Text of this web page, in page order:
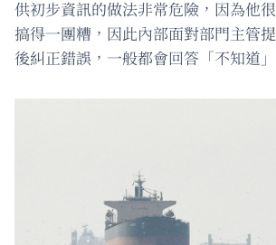
供初步資訊的做法非常危險，因為他
搞得一團糟，因此內部面對部門主管
後糾正錯誤，一般都會回答「不知道」